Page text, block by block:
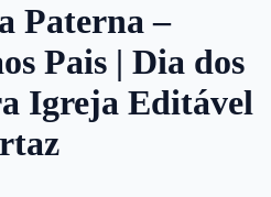
Paterna –
Pais | Dia dos
Igreja Editável